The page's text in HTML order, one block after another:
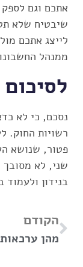
אתכם וגם לספק
שיבטיח שלא
לייצג אתכם
ממנהל
לסיכום
נסכם, כי לא
רשויות החוק.
פטור, שנושא
שני, לא מסובך
בנידון ולעמוד
הקודם